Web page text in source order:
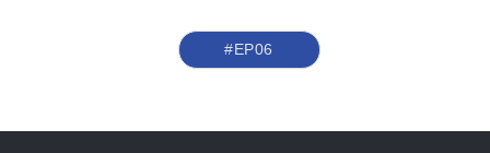
#ЕР06